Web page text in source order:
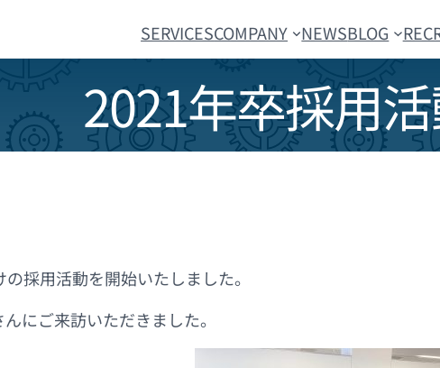
SERVICESCOMPANY NEWSBLOG
2021年卒採用
採用活動を開始いたしました。
にご来訪いただきました。